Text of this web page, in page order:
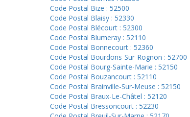
Code Postal Bize : 52500
Code Postal Blaisy : 52330
Code Postal Blécourt : 52300
Code Postal Blumeray : 52110
Code Postal Bonnecourt : 52360
Code Postal Bourdons-Sur-Rognon : 52700
Code Postal Bourg-Sainte-Marie : 52150
Code Postal Bouzancourt : 52110
Code Postal Brainville-Sur-Meuse : 52150
Code Postal Braux-Le-Châtel : 52120
Code Postal Bressoncourt : 52230